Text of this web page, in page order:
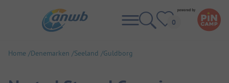
Home Denemarken Seeland Guldborg